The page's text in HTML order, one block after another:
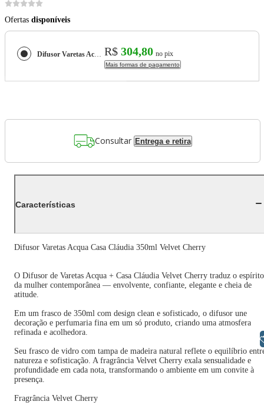
Ofertas disponíveis
Difusor Varetas Acqua Casa Cláudia 350ml Velvet Cherry R$ 304,80 no pix
Mais formas de pagamento
Consultar Entrega e retira
Características
Difusor Varetas Acqua Casa Cláudia 350ml Velvet Cherry
O Difusor de Varetas Acqua + Casa Cláudia Velvet Cherry traduz o espírito
da mulher contemporânea — envolvente, confiante, elegante e cheia de
atitude.
Em um frasco de 350ml com design clean e sofisticado, o difusor une
decoração e perfumaria fina em um só produto, criando uma atmosfera
refinada e acolhedora.
Seu frasco de vidro com tampa de madeira natural reflete o equilíbrio
natureza e sofisticação. A fragrância Velvet Cherry exala sensualidade e
profundidade em cada nota, transformando o ambiente em um convite à
presença.
Fragrância Velvet Cherry